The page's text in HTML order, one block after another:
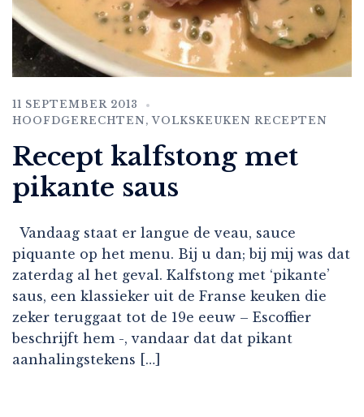
11 SEPTEMBER 2013
HOOFDGERECHTEN,VOLKSKEUKEN RECEPTEN
Recept kalfstong met
pikante saus
Vandaag staat er langue de veau, sauce
piquante op het menu. Bij u dan; bij mij was dat
zaterdag al het geval. Kalfstong met ‘pikante’
saus, een klassieker uit de Franse keuken die
zeker teruggaat tot de 19e eeuw – Escoffier
beschrijft hem -, vandaar dat dat pikant
aanhalingstekens […]